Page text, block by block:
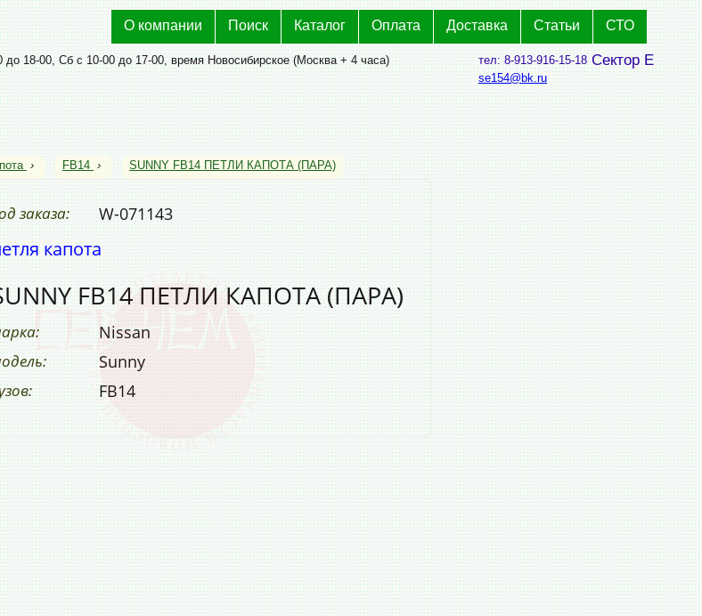
О компании Поиск Каталог Оплата Доставка Статьи СТО
Сектор Е
тел: 8-913-916-15-18
se154@bk.ru
18-00, Сб с 10-00 до 17-00, время Новосибирское (Москва + 4 часа)
› FB14 › SUNNY FB14 ПЕТЛИ КАПОТА (ПАРА)
заказа: W-071143
капота
FB14 ПЕТЛИ КАПОТА (ПАРА)
Nissan
Sunny
FB14